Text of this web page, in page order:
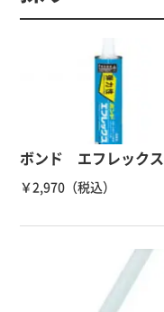
ボンド エフレックス
￥2,970（税込）